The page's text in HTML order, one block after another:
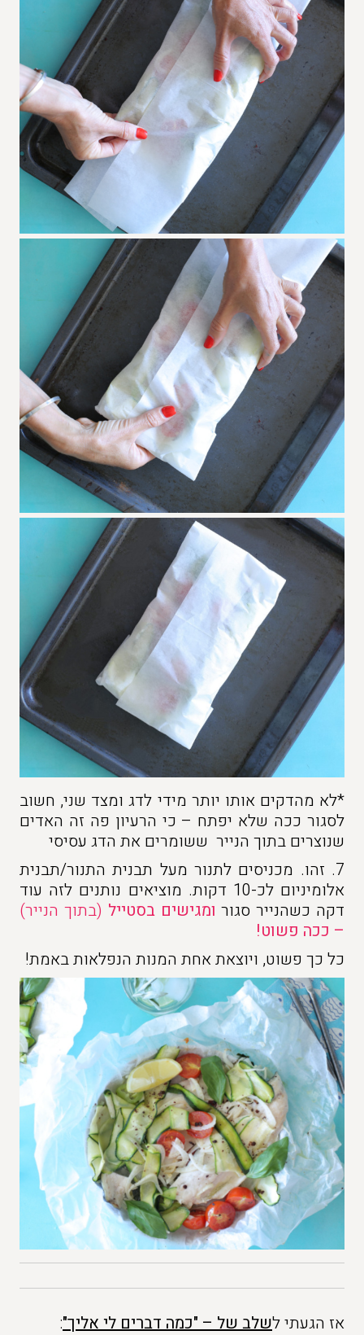
*לא מהדקים אותו יותר מידי לדג ומצד שני, חשוב
לסגור ככה שלא יפתח – כי הרעיון פה זה האדים
שנוצרים בתוך הנייר ששומרים את הדג עסיסי
7. זהו. מכניסים לתנור מעל תבנית התנור/תבנית
אלומיניום לכ-10 דקות. מוציאים נותנים לזה עוד
דקה כשהנייר סגור ומגישים בסטייל (בתוך הנייר)
– ככה פשוט!
כל כך פשוט, ויוצאת אחת המנות הנפלאות באמת!
אז הגעתי לשלב של – "כמה דברים לי אליך":